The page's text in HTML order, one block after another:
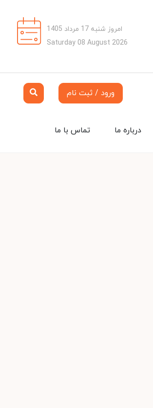
امروز شنبه 17 مرداد 1405
Saturday 08 August 2026
ورود / ثبت نام
تماس با ما درباره ما